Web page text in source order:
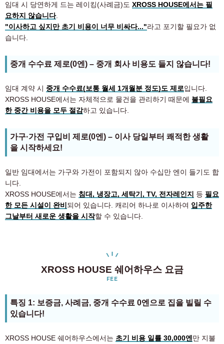
임대 시 당연하게 드는 레이킹(사례금)도 XROSS HOUSE에서는 필
요하지 않습니다.
"이사하고 싶지만 초기 비용이 너무 비싸다..."라고 포기할 필요가 없
습니다.
중개 수수료 제로(0엔) – 중개 회사 비용도 들지 않습니다!
임대 계약 시 중개 수수료(보통 월세 1개월분 정도)도 제로입니다.
XROSS HOUSE에서는 자체적으로 물건을 관리하기 때문에 불필요
한 중간 비용을 모두 절감하고 있습니다.
가구·가전 구입비 제로(0엔) – 이사 당일부터 쾌적한 생활
을 시작하세요!
일반 임대에서는 가구와 가전이 포함되지 않아 수십만 엔이 들기도 합
니다.
XROSS HOUSE에서는 침대, 냉장고, 세탁기, TV, 전자레인지 등 필요
한 모든 시설이 완비 되어 있습니다. 캐리어 하나로 이사하여 입주한
그날부터 새로운 생활을 시작할 수 있습니다.
XROSS HOUSE 쉐어하우스 요금
FEE
특징 1: 보증금, 사례금, 중개 수수료 0엔으로 집을 빌릴 수
있습니다!
XROSS HOUSE 쉐어하우스에서는 초기 비용 일률 30,000엔 만 지불